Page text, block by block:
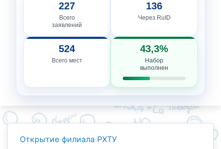
227
Всего
заявлений
136
Через RuID
524
Всего мест
43,3%
Набор
выполнен
Открытие филиала РХТУ